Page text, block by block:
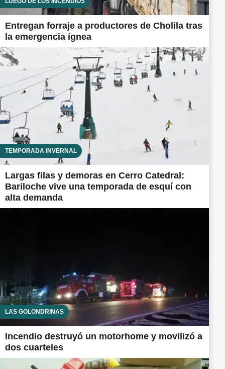
Entregan forraje a productores de Cholila tras
la emergencia ígnea
TEMPORADA INVERNAL
Largas filas y demoras en Cerro Catedral:
Bariloche vive una temporada de esquí con
alta demanda
LAS GOLONDRINAS
Incendio destruyó un motorhome y movilizó a
dos cuarteles